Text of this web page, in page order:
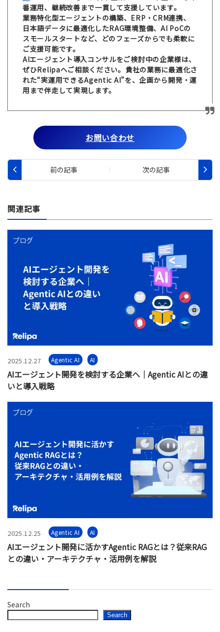
番運用、継続改善まで一貫して支援しています。
業務特化型エージェントの構築、ERP・CRM連携、
日本語データに最適化したRAG環境整備、AI PoCの
スモールスタートなど、どのフェーズからでも柔軟に
ご支援可能です。
AIエージェント導入コンサルをご検討中の企業様は、
ぜひRelipaへご相談ください。貴社の業務に最適化さ
れた“実運用できるAgentic AI”を、企画から開発・運
用まで伴走して実現します。
お問い合わせ
関連記事
2025.12.27 Agentic AI AI
AIエージェント開発を検討する企業へ｜Agentic AIとの違
いと導入戦略
2025.12.25 Agentic AI AI
AIエージェント開発に活かすAgentic RAGとは？従来RAG
との違い・アーキテクチャ・活用例を解説
Search
Search